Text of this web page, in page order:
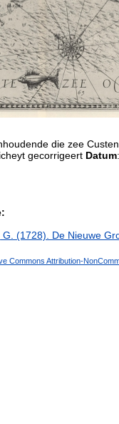
die zee
gecorrigeert Datum
(1728). De Nieuwe
Commons Attribution-